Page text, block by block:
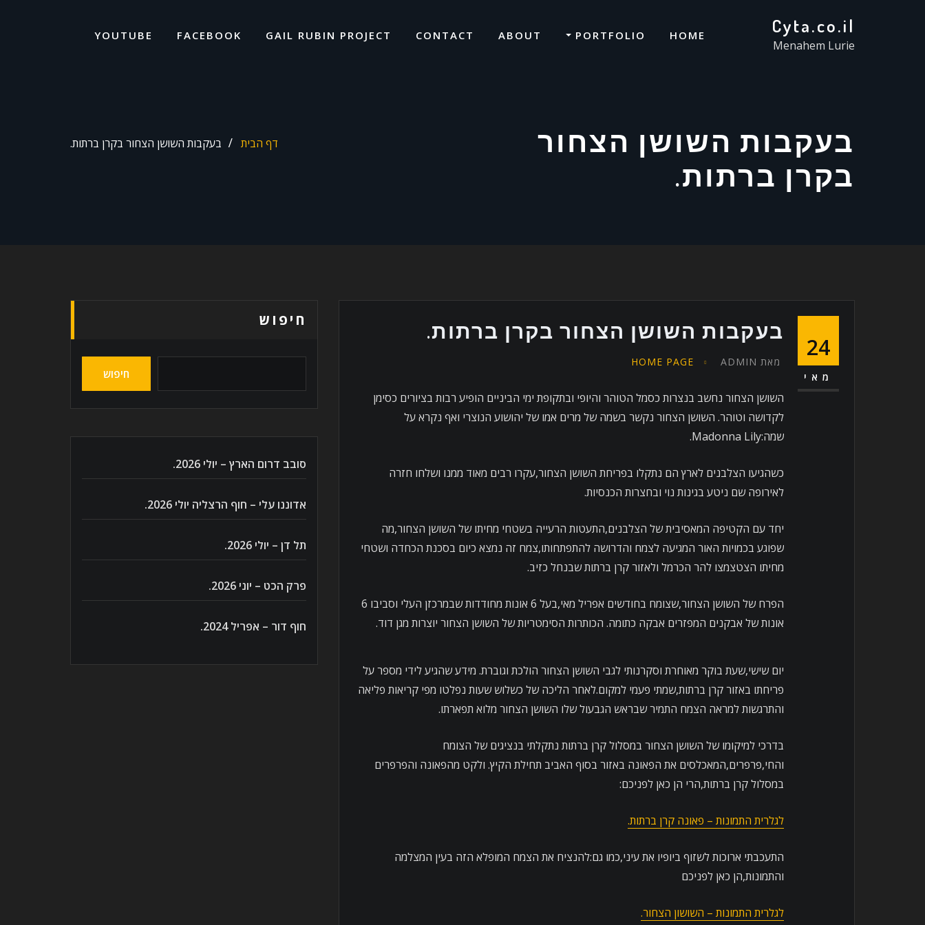
Cyta.co.il
Menahem Lurie
HOME
PORTFOLIO
ABOUT
CONTACT
GAIL RUBIN PROJECT
FACEBOOK
YOUTUBE
בעקבות השושן הצחור
בקרן ברתות.
דף הבית בעקבות השושן הצחור בקרן ברתות.
24
מאי
בעקבות השושן הצחור בקרן ברתות.
מאת ADMIN
HOME PAGE
השושן הצחור נחשב בנצרות כסמל הטוהר והיופי ובתקופת ימי הביניים הופיע רבות בציורים כסימן
לקדושה וטוהר. השושן הצחור נקשר בשמה של מרים אמו של יהושוע הנוצרי ואף נקרא על
שמה:Madonna Lily.
כשהגיעו הצלבנים לארץ הם נתקלו בפריחת השושן הצחור,עקרו רבים מאוד ממנו ושלחו חזרה
לאירופה שם ניטע בגינות נוי ובחצרות הכנסיות.
יחד עם הקטיפה המאסיבית של הצלבנים,התעטות הרעייה בשטחי מחיתו של השושן הצחור,מה
שפוגע בכמויות האור המגיעה לצמח והדרושה להתפתחותו,צמח זה נמצא כיום בסכנת הכחדה ושטחי
מחיתו הצטצמצו להר הכרמל ולאזור קרן ברתות שבנחל כזיב.
הפרח של השושן הצחור,שצומח בחודשים אפריל מאי,בעל 6 אונות מחודדות שבמרכזן העלי וסביבו 6
אונות של אבקנים המפזרים אבקה כתומה. הכותרות הסימטריות של השושן הצחור יוצרות מגן דוד.
יום שישי,שעת בוקר מאוחרת וסקרנותי לגבי השושן הצחור הולכת וגוברת. מידע שהגיע לידי מספר על
פריחתו באזור קרן ברתות,שמתי פעמי למקום.לאחר הליכה של כשלוש שעות נפלטו מפי קריאות פליאה
והתרגשות למראה הצמח התמיר שבראש הגבעול שלו השושן הצחור מלוא תפארתו.
בדרכי למיקומו של השושן הצחור במסלול קרן ברתות נתקלתי בנציגים של הצומח
והחי,פרפרים,המאכלסים את הפאונה באזור בסוף האביב תחילת הקיץ. ולקט מהפאונה והפרפרים
במסלול קרן ברתות,הרי הן כאן לפניכם:
לגלרית התמונות – פאונה קרן ברתות.
התעכבתי ארוכות לשזוף ביופיו את עיני,כמו גם:להנציח את הצמח המופלא הזה בעין המצלמה
והתמונות,הן כאן לפניכם
לגלרית התמונות – השושון הצחור.
חיפוש
חיפוש
סובב דרום הארץ – יולי 2026.
אדוננו עלי – חוף הרצליה יולי 2026.
תל דן – יולי 2026.
פרק הכט – יוני 2026.
חוף דור – אפריל 2024.